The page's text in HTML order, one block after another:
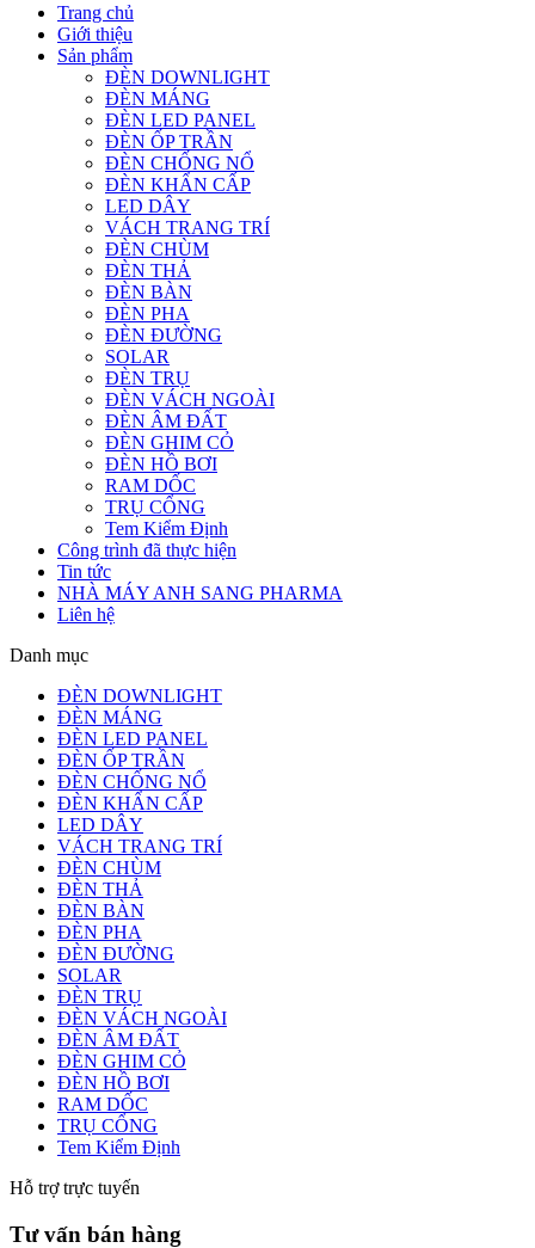
Trang chủ
Giới thiệu
Sản phẩm
ĐÈN DOWNLIGHT
ĐÈN MÁNG
ĐÈN LED PANEL
ĐÈN ỐP TRẦN
ĐÈN CHỐNG NỔ
ĐÈN KHẨN CẤP
LED DÂY
VÁCH TRANG TRÍ
ĐÈN CHÙM
ĐÈN THẢ
ĐÈN BÀN
ĐÈN PHA
ĐÈN ĐƯỜNG
SOLAR
ĐÈN TRỤ
ĐÈN VÁCH NGOÀI
ĐÈN ÂM ĐẤT
ĐÈN GHIM CỎ
ĐÈN HỒ BƠI
RAM DỐC
TRỤ CỔNG
Tem Kiểm Định
Công trình đã thực hiện
Tin tức
NHÀ MÁY ANH SANG PHARMA
Liên hệ
Danh mục
ĐÈN DOWNLIGHT
ĐÈN MÁNG
ĐÈN LED PANEL
ĐÈN ỐP TRẦN
ĐÈN CHỐNG NỔ
ĐÈN KHẨN CẤP
LED DÂY
VÁCH TRANG TRÍ
ĐÈN CHÙM
ĐÈN THẢ
ĐÈN BÀN
ĐÈN PHA
ĐÈN ĐƯỜNG
SOLAR
ĐÈN TRỤ
ĐÈN VÁCH NGOÀI
ĐÈN ÂM ĐẤT
ĐÈN GHIM CỎ
ĐÈN HỒ BƠI
RAM DỐC
TRỤ CỔNG
Tem Kiểm Định
Hỗ trợ trực tuyến
Tư vấn bán hàng